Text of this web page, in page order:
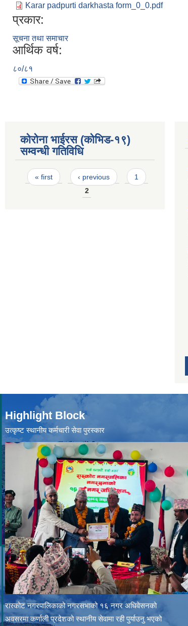
Karar padpurti darkhasta form_0_0.pdf
प्रकार:
सूचना तथा समाचार
आर्थिक वर्ष:
८०/८१
कोरोना भाईरस (कोभिड-१९)
सम्वन्धी गतिविधि
Pages
« first ‹ previous
1
2
Highlight Block
उत्‍कृष्ट स्थानीय कर्मचारी सेवा पुरस्कार
रास्कोट नगरपालिकाको नगरसभाको १६ नगर अधिवेसनको
अवसरमा कर्णाली प्रदेशको स्थानीय सेवामा रही पुर्याउनु भएको